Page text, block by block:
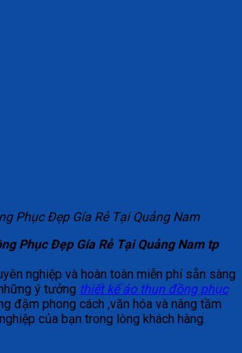
Phục Đẹp Gía Rẻ Tại Quảng Nam
Phục Đẹp Gía Rẻ Tại Quảng Nam tp
nghiệp và hoàn toàn miễn phí sẵn sàng
ý tưởng thiết kế áo thun đồng phục
đậm phong cách ,văn hóa và nâng tầm
của bạn trong lòng khách hàng.